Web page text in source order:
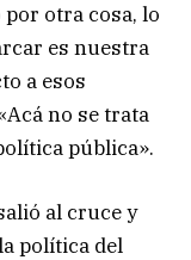
otra cosa, lo
es nuestra
a esos
no se trata
pública».
al cruce y
política del